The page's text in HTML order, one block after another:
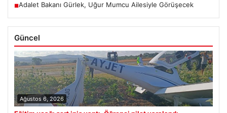
■Adalet Bakanı Gürlek, Uğur Mumcu Ailesiyle Görüşecek
Güncel
Ağustos 6, 2026